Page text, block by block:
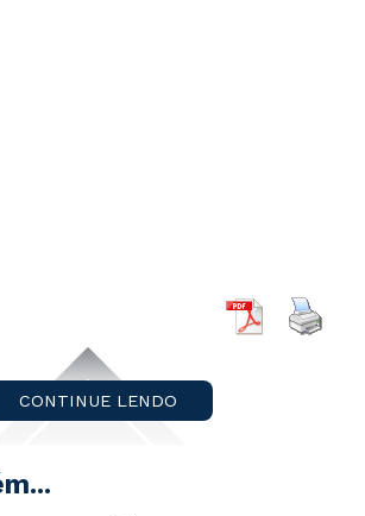
CONTINUE LENDO